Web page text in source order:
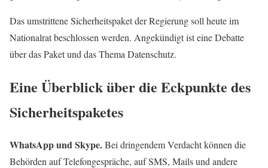
Das umstrittene Sicherheitspaket der Regierung soll heute im
Nationalrat beschlossen werden. Angekündigt ist eine Debatte
über das Paket und das Thema Datenschutz.
Eine Überblick über die Eckpunkte des
Sicherheitspaketes
WhatsApp und Skype.Bei dringendem Verdacht können die
Behörden auf Telefongespräche, auf SMS, Mails und andere